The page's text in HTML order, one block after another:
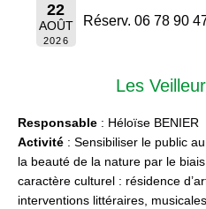
22
AOÛT
2026
Réserv. 06 78 90
Les
Responsable : Héloïse BENIER
Activité : Sensibiliser le public
la beauté de la nature par le
caractère culturel : résidence
interventions littéraires,